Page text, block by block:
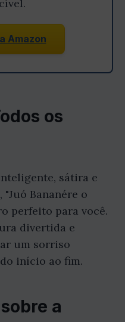
Amazon
os
sátira e
Bananére o
perfeito para você.
divertida e
um sorriso
início ao fim.
a